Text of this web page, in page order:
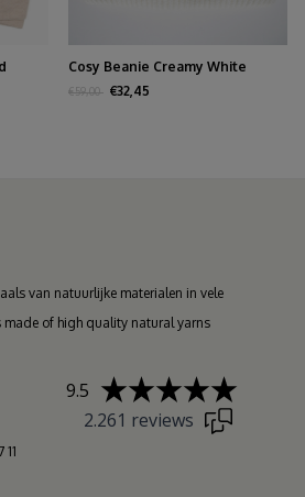
Cosy Beanie Creamy White
€59,00 €32,45
van natuurlijke materialen in vele
made of high quality natural yarns
9.5
2.261 reviews